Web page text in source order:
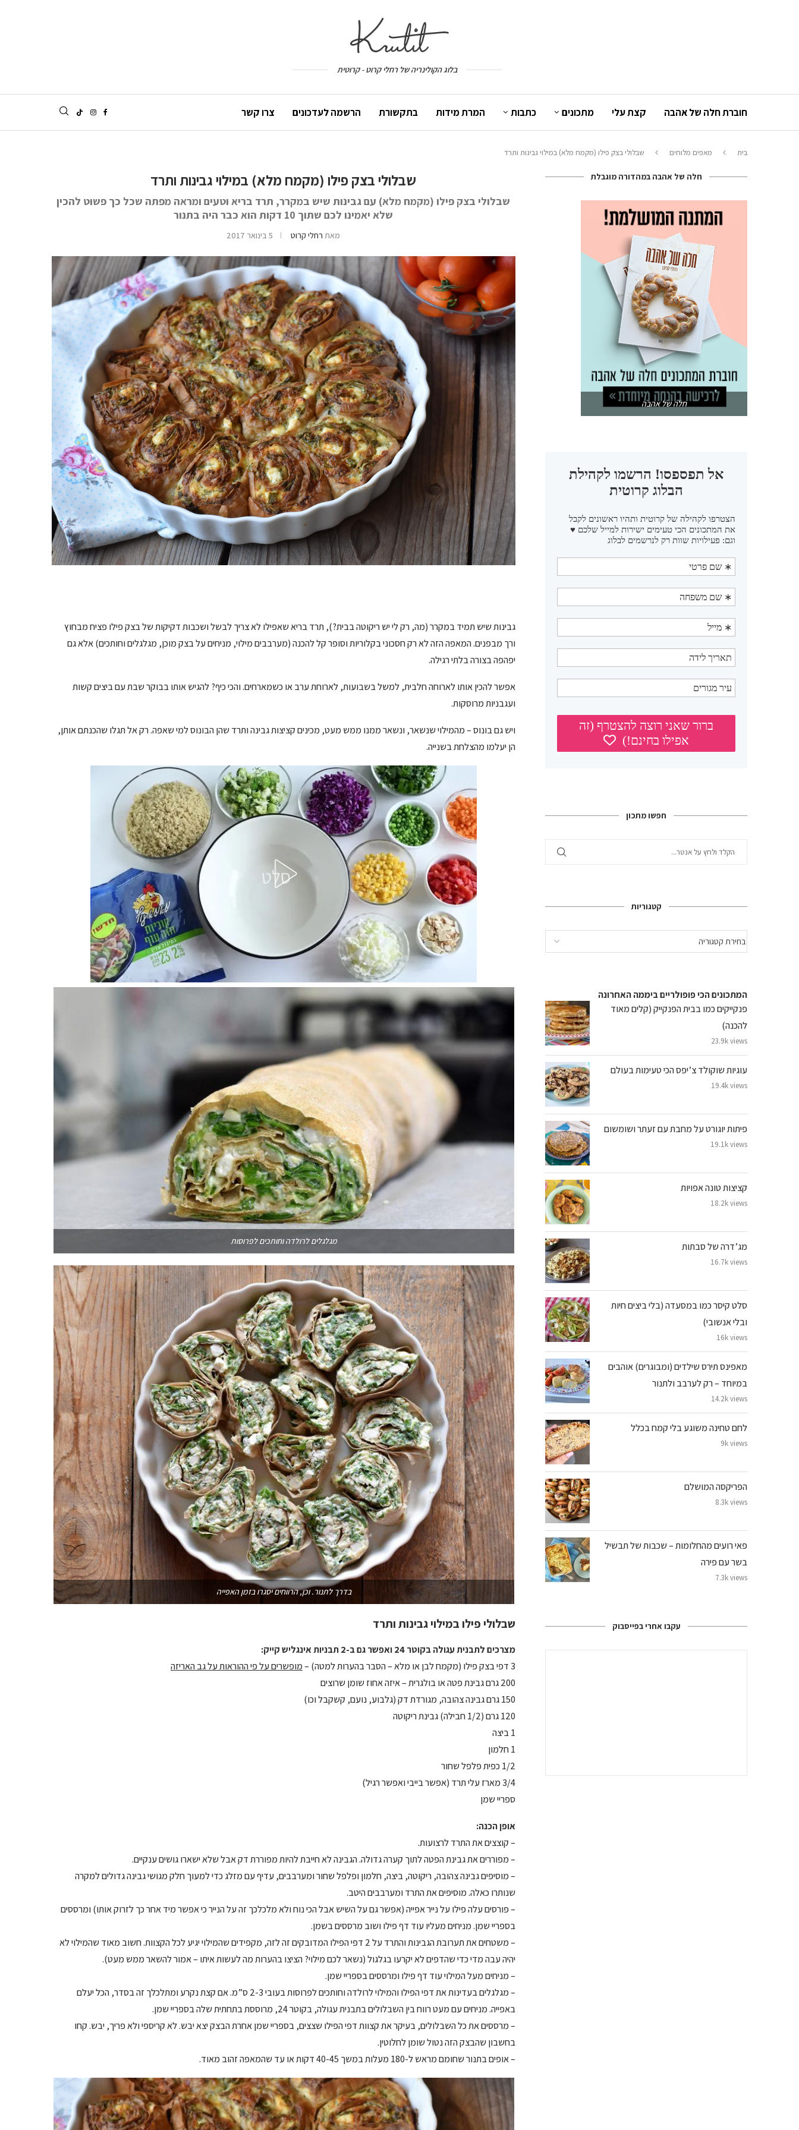
בלוג הקולינריה של רחלי קרוט - קרוטית
חוברת חלה של אהבה קצת עלי מתכונים כתבות המרת מידות בתקשורת הרשמה לעדכונים צרו קשר
בית מאפים מלוחים שבלולי בצק פילו (מקמח מלא) במילוי גבינות ותרד
שבלולי בצק פילו (מקמח מלא) במילוי גבינות ותרד
שבלולי בצק פילו (מקמח מלא) עם גבינות שיש במקרר, תרד בריא וטעים ומראה מפתה שכל כך פשוט להכין
שלא יאמינו לכם שתוך 10 דקות הוא כבר היה בתנור
מאת רחלי קרוט 5 בינואר 2017
גבינות שיש תמיד במקרר (מה, רק לי יש ריקוטה בבית?), תרד בריא שאפילו לא צריך לבשל ושכבות דקיקות של בצק פילו פציח מבחוץ
ורך מבפנים. המאפה הזה לא רק חסכוני בקלוריות וסופר קל להכנה (מערבבים מילוי, מניחים על בצק מוכן, מגלגלים וחותכים) אלא גם
יפהפה בצורה בלתי רגילה.
אפשר להכין אותו לארוחה חלבית, למשל בשבועות, לארוחת ערב או כשמארחים. והכי כיף? להגיש אותו בבוקר שבת עם ביצים קשות
ועגבניות מרוסקות.
ויש גם בונוס – מהמילוי שנשאר, ונשאר ממנו ממש מעט, מכינים קציצות גבינה ותרד שהן הבונוס למי שאפה. רק אל תגלו שהכנתם אותן,
הן יעלמו מהצלחת בשנייה.
מגלגלים לרולדה וחותכים לפרוסות
בדרך לתנור. וכן, הרווחים יסגרו בזמן האפייה
שבלולי פילו במילוי גבינות ותרד
מצרכים לתבנית עגולה בקוטר 24 ואפשר גם ב-2 תבניות אינגליש קייק:
3 דפי בצק פילו (מקמח לבן או מלא – הסבר בהערות למטה) –
מופשרים על פי ההוראות על גב האריזה
200 גרם גבינת פטה או בולגרית – איזה אחוז שומן שרוצים
150 גרם גבינה צהובה, מגורדת דק (גלבוע, נועם, קשקבל וכו)
120 גרם (1/2 חבילה) גבינת ריקוטה
1 ביצה
1 חלמון
1/2 כפית פלפל שחור
3/4 מארז עלי תרד (אפשר בייבי ואפשר רגיל)
ספריי שמן
אופן הכנה:
– קוצצים את התרד לרצועות.
– מפוררים את גבינת הפטה לתוך קערה גדולה. הגבינה לא חייבת להיות מפוררת דק אבל שלא ישארו גושים ענקיים.
– מוסיפים גבינה צהובה, ריקוטה, ביצה, חלמון ופלפל שחור ומערבבים, עדיף עם מזלג כדי למעוך חלק מגושי גבינה גדולים למקרה
שנותרו כאלה. מוסיפים את התרד ומערבבים היטב.
– פורסים עלה פילו על נייר אפייה (אפשר גם על השיש אבל הכי נוח ולא מלכלכך זה על הנייר כי אפשר מיד אחר כך לזרוק אותו) ומרססים
בספריי שמן. מניחים מעליו עוד דף פילו ושוב מרססים בשמן.
– משטחים את תערובת הגבינות והתרד על 2 דפי הפילו המדובקים זה לזה, מקפידים שהמילוי יגיע לכל הקצוות. חשוב מאוד שהמילוי לא
יהיה עבה מדי כדי שהדפים לא יקרעו בגלגול (נשאר לכם מילוי? הציצו בהערות מה לעשות איתו – אמור להשאר ממש מעט).
– מניחים מעל המילוי עוד דף פילו ומרססים בספריי שמן.
– מגלגלים בעדינות את דפי הפילו והמילוי לרולדה וחותכים לפרוסות בעובי 2-3 ס”מ. אם קצת נקרע ומתלכלך זה בסדר, הכל יעלם
באפייה. מניחים עם מעט רווח בין השבלולים בתבנית עגולה, בקוטר 24, מרוססת בתחתית שלה בספריי שמן.
– מרססים את כל השבלולים, בעיקר את קצוות דפי הפילו שצצים, בספריי שמן אחרת הבצק יצא יבש. לא קריספי ולא פריך, יבש. קחו
בחשבון שהבצק הזה נטול שומן לחלוטין.
– אופים בתנור שחומם מראש ל-180 מעלות במשך 40-45 דקות או עד שהמאפה זהוב מאוד.
חלה של אהבה במהדורה מוגבלת
חלה של אהבה
חפשו מתכון
קטגוריות
המתכונים הכי פופולריים ביממה האחרונה
פנקייקים כמו בבית הפנקייק (קלים מאוד
להכנה)
23.9k views
עוגיות שוקולד צ’יפס הכי טעימות בעולם
19.4k views
פיתות יוגורט על מחבת עם זעתר ושומשום
19.1k views
קציצות טונה אפויות
18.2k views
מג’דרה של סבתות
16.7k views
סלט קיסר כמו במסעדה (בלי ביצים חיות
ובלי אנשובי)
16k views
מאפינס תירס שילדים (ומבוגרים) אוהבים
במיוחד – רק לערבב ולתנור
14.2k views
לחם טחינה משוגע בלי קמח בכלל
9k views
הפריקסה המושלם
8.3k views
פאי רועים מהחלומות – שכבות של תבשיל
בשר עם פירה
7.3k views
עקבו אחרי בפייסבוק